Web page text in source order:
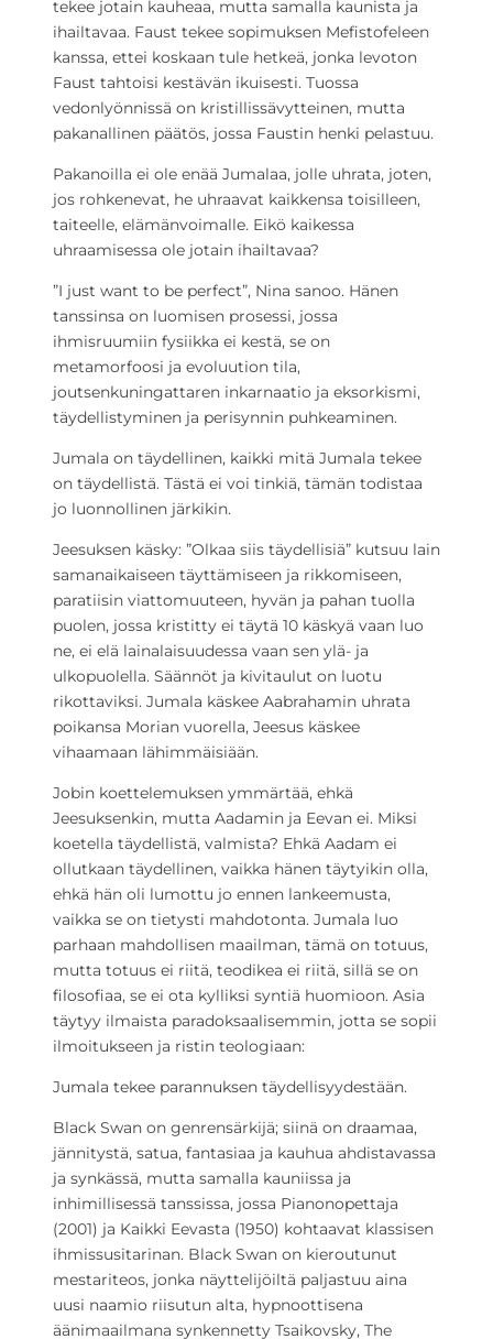
tekee jotain kauheaa, mutta samalla kaunista ja
ihailtavaa. Faust tekee sopimuksen Mefistofeleen
kanssa, ettei koskaan tule hetkeä, jonka levoton
Faust tahtoisi kestävän ikuisesti. Tuossa
vedonlyönnissä on kristillissävytteinen, mutta
pakanallinen päätös, jossa Faustin henki pelastuu.
Pakanoilla ei ole enää Jumalaa, jolle uhrata, joten,
jos rohkenevat, he uhraavat kaikkensa toisilleen,
taiteelle, elämänvoimalle. Eikö kaikessa
uhraamisessa ole jotain ihailtavaa?
”I just want to be perfect”, Nina sanoo. Hänen
tanssinsa on luomisen prosessi, jossa
ihmisruumiin fysiikka ei kestä, se on
metamorfoosi ja evoluution tila,
joutsenkuningattaren inkarnaatio ja eksorkismi,
täydellistyminen ja perisynnin puhkeaminen.
Jumala on täydellinen, kaikki mitä Jumala tekee
on täydellistä. Tästä ei voi tinkiä, tämän todistaa
jo luonnollinen järkikin.
Jeesuksen käsky: ”Olkaa siis täydellisiä” kutsuu lain
samanaikaiseen täyttämiseen ja rikkomiseen,
paratiisin viattomuuteen, hyvän ja pahan tuolla
puolen, jossa kristitty ei täytä 10 käskyä vaan luo
ne, ei elä lainalaisuudessa vaan sen ylä- ja
ulkopuolella. Säännöt ja kivitaulut on luotu
rikottaviksi. Jumala käskee Aabrahamin uhrata
poikansa Morian vuorella, Jeesus käskee
vihaamaan lähimmäisiään.
Jobin koettelemuksen ymmärtää, ehkä
Jeesuksenkin, mutta Aadamin ja Eevan ei. Miksi
koetella täydellistä, valmista? Ehkä Aadam ei
ollutkaan täydellinen, vaikka hänen täytyikin olla,
ehkä hän oli lumottu jo ennen lankeemusta,
vaikka se on tietysti mahdotonta. Jumala luo
parhaan mahdollisen maailman, tämä on totuus,
mutta totuus ei riitä, teodikea ei riitä, sillä se on
filosofiaa, se ei ota kylliksi syntiä huomioon. Asia
täytyy ilmaista paradoksaalisemmin, jotta se sopii
ilmoitukseen ja ristin teologiaan:
Jumala tekee parannuksen täydellisyydestään.
Black Swan on genrensärkijä; siinä on draamaa,
jännitystä, satua, fantasiaa ja kauhua ahdistavassa
ja synkässä, mutta samalla kauniissa ja
inhimillisessä tanssissa, jossa Pianonopettaja
(2001) ja Kaikki Eevasta (1950) kohtaavat klassisen
ihmissusitarinan. Black Swan on kieroutunut
mestariteos, jonka näyttelijöiltä paljastuu aina
uusi naamio riisutun alta, hypnoottisena
äänimaailmana synkennetty Tsaikovsky, The